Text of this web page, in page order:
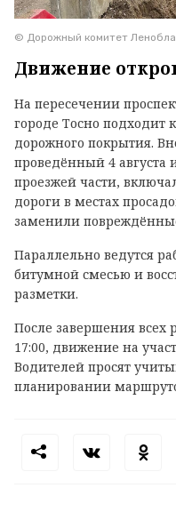
© Дорожный комитет
Движение
На пересечении
городе Тосно подходит
дорожного покрытия.
проведённый 4 августа
проезжей части,
дороги в местах
заменили
Параллельно ведутся
битумной смесью и
разметки.
После завершения всех
17:00, движение на
Водителей просят
планировании